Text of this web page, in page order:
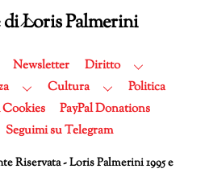
Back
Top
Loris Palmerini
Newsletter
Diritto
Cultura
Politica
PayPal Donations
Seguimi su Telegram
Riservata - Loris Palmerini 1995 e